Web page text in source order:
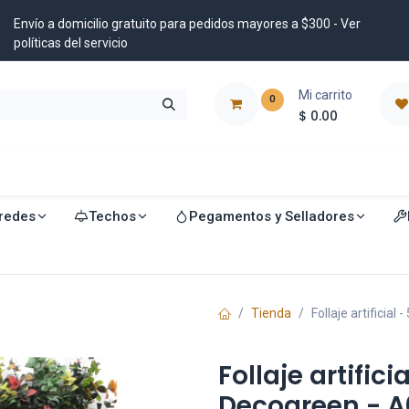
Envío a domicilio gratuito para pedidos mayores a $300 - Ver
políticas del servicio
0 Mi carrito
$ 0.00
Techos Pegamentos y Selladores
Tienda Follaje artificial
Follaje